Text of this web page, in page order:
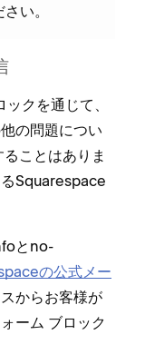
い⁠。
クを通じて⁠、
の問題につい
ことはありま
Squarespace
とno-
の公式メ⁠ー
からお客様が
ーム ブロ⁠ック